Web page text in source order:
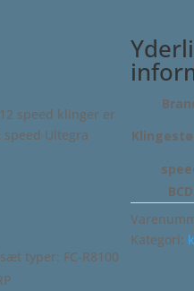
speed klinger er
Ultegra
typer: FC-R8100
BCD
Kategori: